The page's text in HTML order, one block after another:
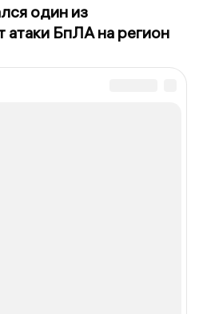
один из
атаки БпЛА на регион